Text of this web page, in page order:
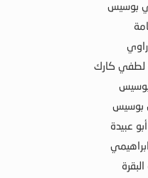
بوسيس
لطفي كارك
بوسيس
بوسيس
عبيدة